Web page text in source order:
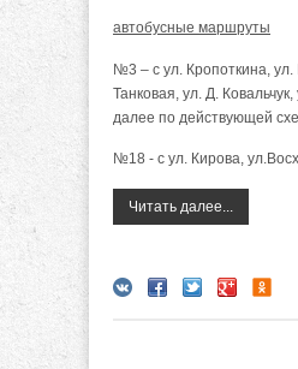
автобусные маршруты
№3 – с ул. Кропоткина, ул.
Танковая, ул. Д.
далее по действующей
№18 - с ул. Кирова,
Читать далее...